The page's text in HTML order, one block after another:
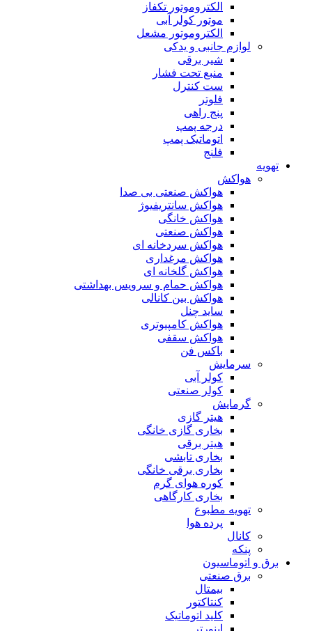
الکتروموتور تکفاز
موتور کولر آبی
الکتروموتور مشعل
لوازم جانبی و یدکی
شیر برقی
منبع تحت فشار
ست کنترل
فلوتر
پنج راهی
درجه پمپ
اتوماتیک پمپ
فلنج
تهویه
هواکش
هواکش صنعتی بی صدا
هواکش سانتریفیوژ
هواکش خانگی
هواکش صنعتی
هواکش سردخانه ای
هواکش مرغداری
هواکش گلخانه ای
هواکش حمام و سرویس بهداشتی
هواکش بین کانالی
ساید چنل
هواکش کامپیوتری
هواکش سقفی
باکس فن
سرمایش
کولر آبی
کولر صنعتی
گرمایش
هیتر گازی
بخاری گازی خانگی
هیتر برقی
بخاری تابشی
بخاری برقی خانگی
کوره هوای گرم
بخاری کارگاهی
تهویه مطبوع
پرده هوا
کانال
پنکه
برق و اتوماسیون
برق صنعتی
بیمتال
کنتاکتور
کلید اتوماتیک
اینورتر